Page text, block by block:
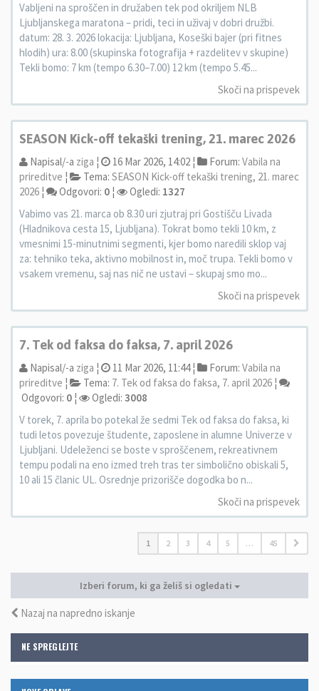
NE SPREGLEJTE
Vabljeni na sproščen in družaben tek pod okriljem NLB
Ljubljanskega maratona – pridi, teci in uživaj v dobri družbi.
datum: 28. 3. 2026 lokacija: Ljubljana, Koseški bajer (pri fitnes
hlodih) ura: 8.00 (skupinska fotografija + razdelitev v skupine)
Tekli bomo: 7 km (tempo 6.30–7.00) 12 km (tempo 5.45...
Skoči na prispevek
SEASON Kick-off tekaški trening, 21. marec 2026
Napisal/-a ziga ¦ 16 Mar 2026, 14:02 ¦ Forum: Vabila na
prireditve ¦ Tema: SEASON Kick-off tekaški trening, 21. marec
2026 ¦ Odgovori: 0 ¦ Ogledi: 1327
Vabimo vas 21. marca ob 8.30 uri zjutraj pri Gostišču Livada
(Hladnikova cesta 15, Ljubljana). Tokrat bomo tekli 10 km, z
vmesnimi 15-minutnimi segmenti, kjer bomo naredili sklop vaj
za: tehniko teka, aktivno mobilnost in, moč trupa. Tekli bomo v
vsakem vremenu, saj nas nič ne ustavi – skupaj smo mo...
Skoči na prispevek
7. Tek od faksa do faksa, 7. april 2026
Napisal/-a ziga ¦ 11 Mar 2026, 11:44 ¦ Forum: Vabila na
prireditve ¦ Tema: 7. Tek od faksa do faksa, 7. april 2026 ¦
Odgovori: 0 ¦ Ogledi: 3008
V torek, 7. aprila bo potekal že sedmi Tek od faksa do faksa, ki
tudi letos povezuje študente, zaposlene in alumne Univerze v
Ljubljani. Udeleženci se boste v sproščenem, rekreativnem
tempu podali na eno izmed treh tras ter simbolično obiskali 5,
10 ali 15 članic UL. Osrednje prizorišče dogodka bo n...
Skoči na prispevek
1 2 3 4 5 … 45
Izberi forum, ki ga želiš si ogledati
Nazaj na napredno iskanje